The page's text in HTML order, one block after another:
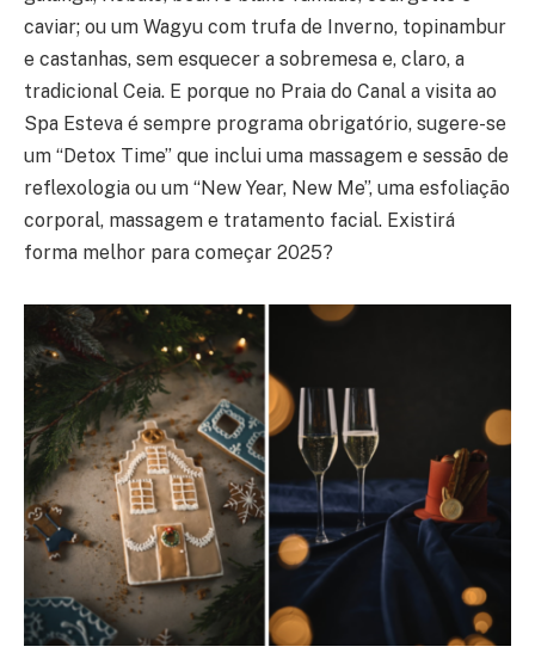
caviar; ou um Wagyu com trufa de Inverno, topinambur
e castanhas, sem esquecer a sobremesa e, claro, a
tradicional Ceia. E porque no Praia do Canal a visita ao
Spa Esteva é sempre programa obrigatório, sugere-se
um “Detox Time” que inclui uma massagem e sessão de
reflexologia ou um “New Year, New Me”, uma esfoliação
corporal, massagem e tratamento facial. Existirá
forma melhor para começar 2025?